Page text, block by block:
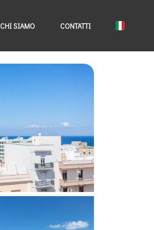
CHI SIAMO CONTATTI